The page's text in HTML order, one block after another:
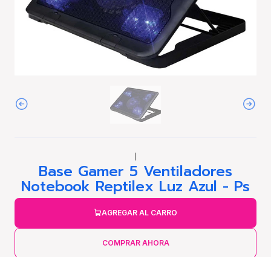
|
Base Gamer 5 Ventiladores
Notebook Reptilex Luz Azul - Ps
AGREGAR AL CARRO
COMPRAR AHORA